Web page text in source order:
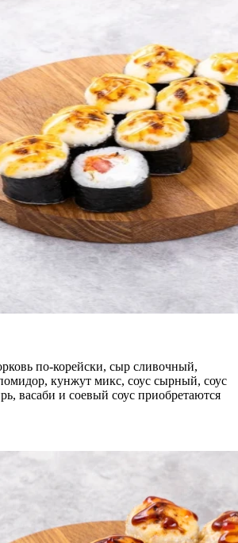
по-корейски, сыр сливочный,
кунжут микс, соус сырный, соус
васаби и соевый соус приобретаются